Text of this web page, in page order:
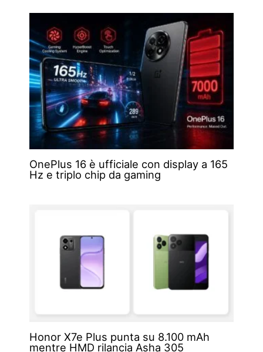
OnePlus 16 è ufficiale con display a 165
Hz e triplo chip da gaming
Honor X7e Plus punta su 8.100 mAh
mentre HMD rilancia Asha 305